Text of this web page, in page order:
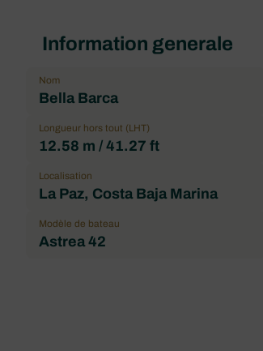
Information generale
Nom
Bella Barca
Longueur hors tout (LHT)
12.58 m / 41.27 ft
Localisation
La Paz, Costa Baja Marina
Modèle de bateau
Astrea 42